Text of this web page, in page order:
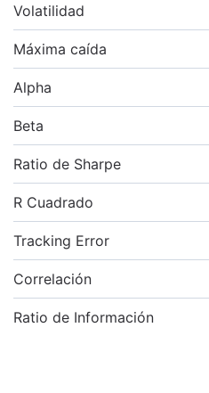
Volatilidad
Máxima caída
Alpha
Beta
Ratio de Sharpe
R Cuadrado
Tracking Error
Correlación
Ratio de Información